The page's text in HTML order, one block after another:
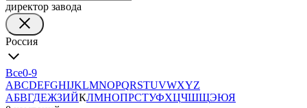
директор завода
Россия
Все0-9
ABCDEFGHIJKLMNOPQRSTUVWXYZ
АБВГДЕЖЗИЙКЛМНОПРСТУФХЦЧШЩЭЮЯ